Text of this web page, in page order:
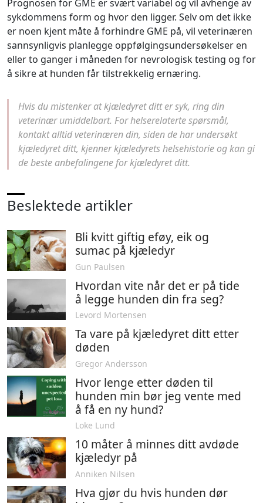
Prognosen for GME er svært variabel og vil avhenge av
sykdommens form og hvor den ligger. Selv om det ikke
er noen kjent måte å forhindre GME på, vil veterinæren
sannsynligvis planlegge oppfølgingsundersøkelser en
eller to ganger i måneden for nevrologisk testing og for
å sikre at hunden får tilstrekkelig ernæring.
Hvis du mistenker at kjæledyret ditt er syk, ring din
veterinær umiddelbart. For helserelaterte spørsmål,
kontakt alltid veterinæren din, siden de har undersøkt
kjæledyret ditt, kjenner kjæledyrets helsehistorie og kan gi
de beste anbefalingene for kjæledyret ditt.
Beslektede artikler
Bli kvitt giftig eføy, eik og
sumac på kjæledyr
Gun Paulsen
Hvordan vite når det er på tide
å legge hunden din fra seg?
Levord Mortensen
Ta vare på kjæledyret ditt etter
døden
Gregor Andersson
Hvor lenge etter døden til
hunden min bør jeg vente med
å få en ny hund?
Loke Lund
10 måter å minnes ditt avdøde
kjæledyr på
Anniken Nilsen
Hva gjør du hvis hunden dør